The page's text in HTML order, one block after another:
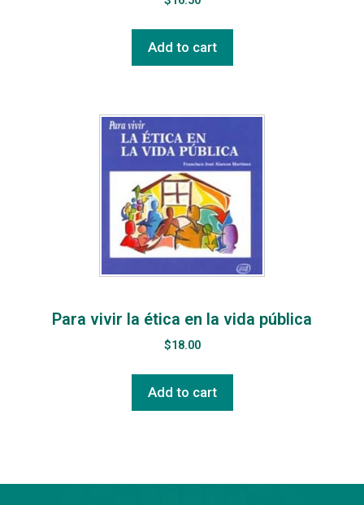
Add to cart
Para vivir la ética en la vida pública
$18.00
Add to cart